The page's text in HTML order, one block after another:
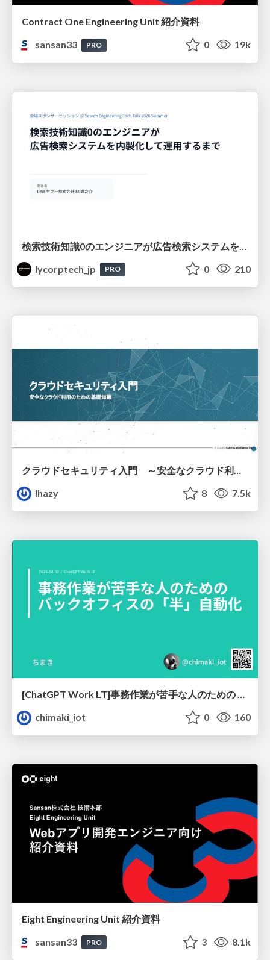
Contract One Engineering Unit 紹介資料
sansan33
PRO 0 19k
lycorptech_jp
PRO 0 210
クラウドセキュリティ入門 ～安全なクラウド利用のための基礎知識～
lhazy
8 7.5k
[ChatGPT Work LT]事務作業が苦手な人のための バックオフィスの「半」自動化
chimaki_iot
0 160
Eight Engineering Unit 紹介資料
sansan33
PRO 3 8.1k